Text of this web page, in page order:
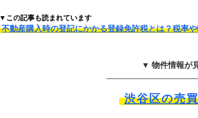
▼この記事も読まれています
不動産購入時の登記にかかる登録免許税とは？税率
▼ 物件情報が
渋谷区の売